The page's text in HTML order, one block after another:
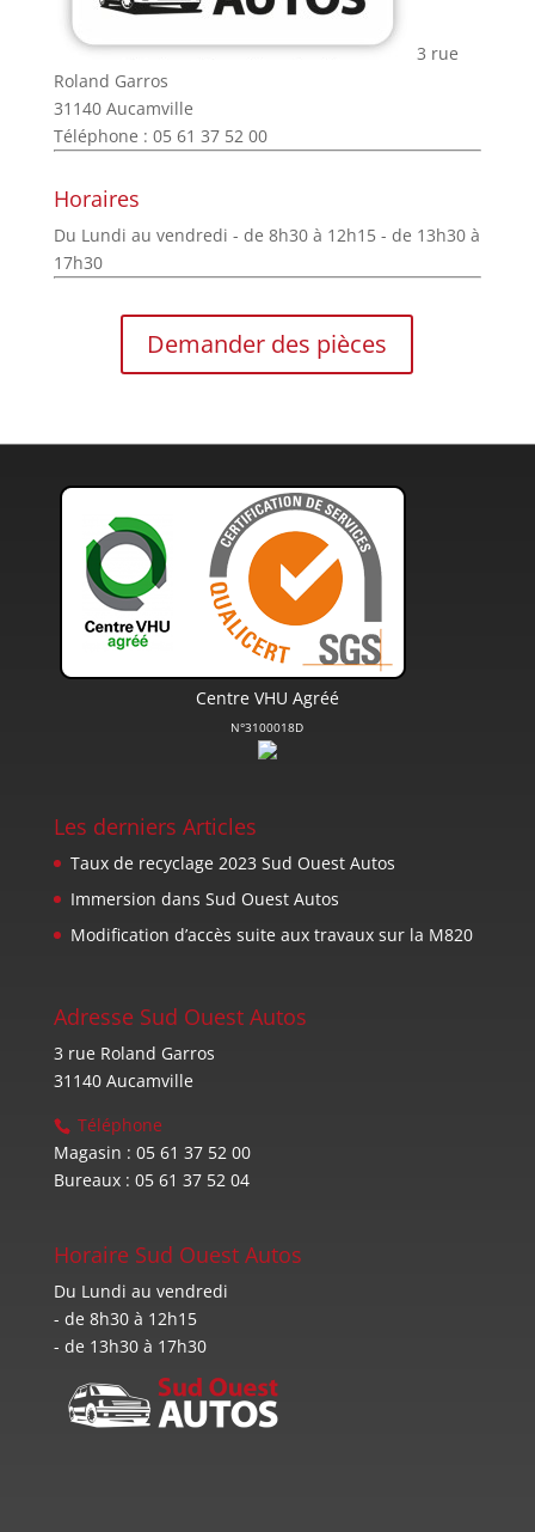
3 rue
Roland Garros
31140 Aucamville
Téléphone : 05 61 37 52 00
Horaires
Du Lundi au vendredi - de 8h30 à 12h15 - de 13h30 à
17h30
Demander des pièces
Centre VHU Agréé
N°3100018D
Les derniers Articles
Taux de recyclage 2023 Sud Ouest Autos
Immersion dans Sud Ouest Autos
Modification d’accès suite aux travaux sur la M820
Adresse Sud Ouest Autos
3 rue Roland Garros
31140 Aucamville
Téléphone
Magasin : 05 61 37 52 00
Bureaux : 05 61 37 52 04
Horaire Sud Ouest Autos
Du Lundi au vendredi
- de 8h30 à 12h15
- de 13h30 à 17h30